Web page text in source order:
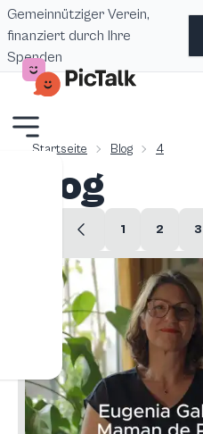
Gemeinnütziger Verein,
finanziert durch Ihre
Spenden
Startseite Blog 4
Blog
1 2 3